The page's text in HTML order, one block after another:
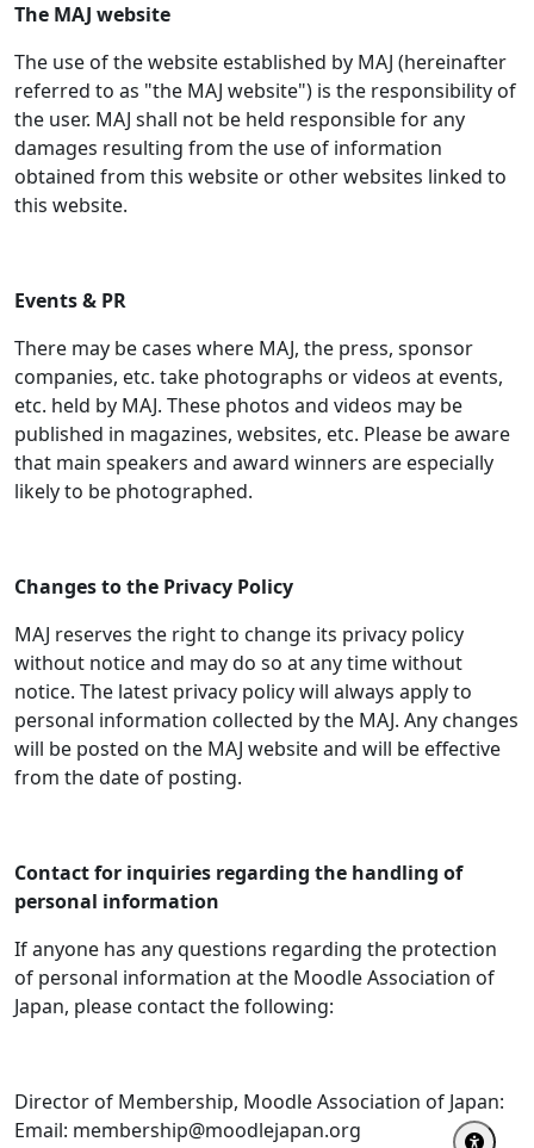
The MAJ website
The use of the website established by MAJ (hereinafter
referred to as "the MAJ website") is the responsibility of
the user. MAJ shall not be held responsible for any
damages resulting from the use of information
obtained from this website or other websites linked to
this website.
Events & PR
There may be cases where MAJ, the press, sponsor
companies, etc. take photographs or videos at events,
etc. held by MAJ. These photos and videos may be
published in magazines, websites, etc. Please be aware
that main speakers and award winners are especially
likely to be photographed.
Changes to the Privacy Policy
MAJ reserves the right to change its privacy policy
without notice and may do so at any time without
notice. The latest privacy policy will always apply to
personal information collected by the MAJ. Any changes
will be posted on the MAJ website and will be effective
from the date of posting.
Contact for inquiries regarding the handling of
personal information
If anyone has any questions regarding the protection
of personal information at the Moodle Association of
Japan, please contact the following:
Director of Membership, Moodle Association of Japan:
Email: membership@moodlejapan.org